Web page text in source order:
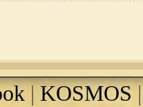
|KOSMOS